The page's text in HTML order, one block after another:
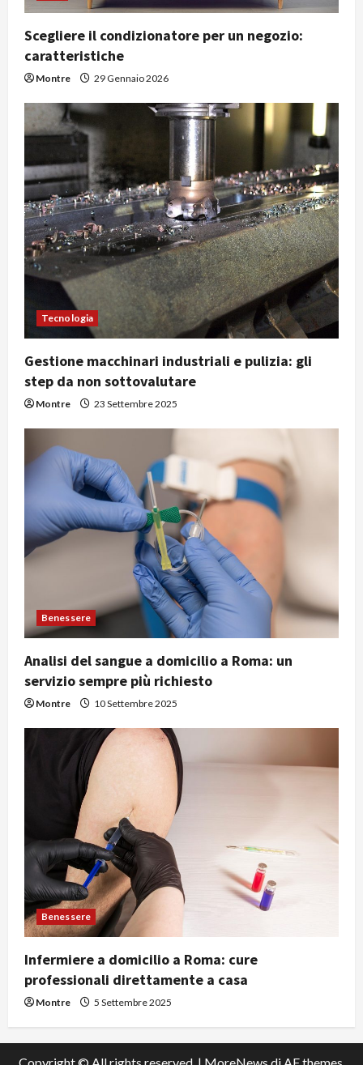
Scegliere il condizionatore per un negozio:
caratteristiche
Montre 29 Gennaio 2026
Tecnologia
Gestione macchinari industriali e pulizia: gli
step da non sottovalutare
Montre 23 Settembre 2025
Benessere
Analisi del sangue a domicilio a Roma: un
servizio sempre più richiesto
Montre 10 Settembre 2025
Benessere
Infermiere a domicilio a Roma: cure
professionali direttamente a casa
Montre 5 Settembre 2025